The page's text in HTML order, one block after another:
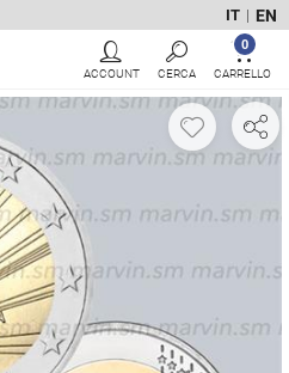
IT | EN
0